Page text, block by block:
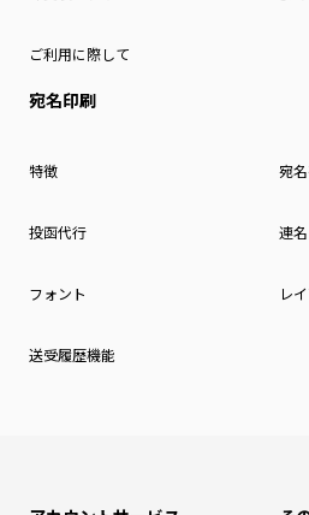
ご利用に際して
宛名印刷
特徴 宛
投函代行 連名
フォント レ
送受履歴機能